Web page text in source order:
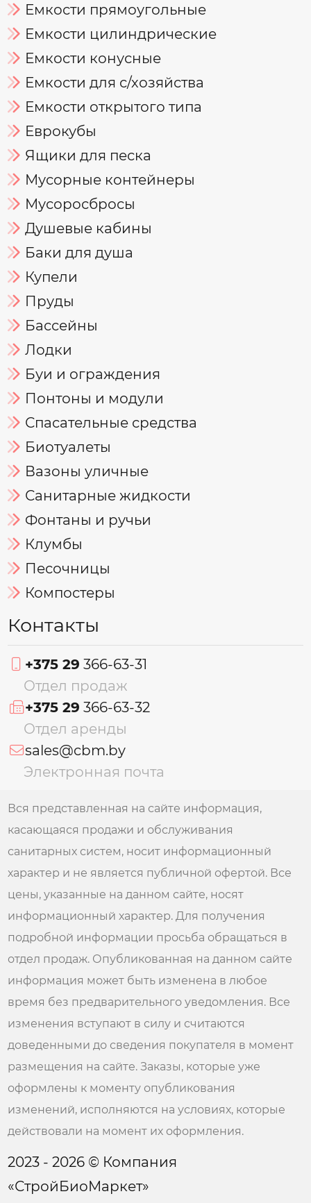
Емкости прямоугольные
Емкости цилиндрические
Емкости конусные
Емкости для с/хозяйства
Емкости открытого типа
Еврокубы
Ящики для песка
Мусорные контейнеры
Мусоросбросы
Душевые кабины
Баки для душа
Купели
Пруды
Бассейны
Лодки
Буи и ограждения
Понтоны и модули
Спасательные средства
Биотуалеты
Вазоны уличные
Санитарные жидкости
Фонтаны и ручьи
Клумбы
Песочницы
Компостеры
Контакты
+375 29 366-63-31
Отдел продаж
+375 29 366-63-32
Отдел аренды
sales@cbm.by
Электронная почта
Вся представленная на сайте информация,
касающаяся продажи и обслуживания
санитарных систем, носит информационный
характер и не является публичной офертой. Все
цены, указанные на данном сайте, носят
информационный характер. Для получения
подробной информации просьба обращаться в
отдел продаж. Опубликованная на данном сайте
информация может быть изменена в любое
время без предварительного уведомления. Все
изменения вступают в силу и считаются
доведенными до сведения покупателя в момент
размещения на сайте. Заказы, которые уже
оформлены к моменту опубликования
изменений, исполняются на условиях, которые
действовали на момент их оформления.
2023 - 2026 © Компания
«СтройБиоМаркет»